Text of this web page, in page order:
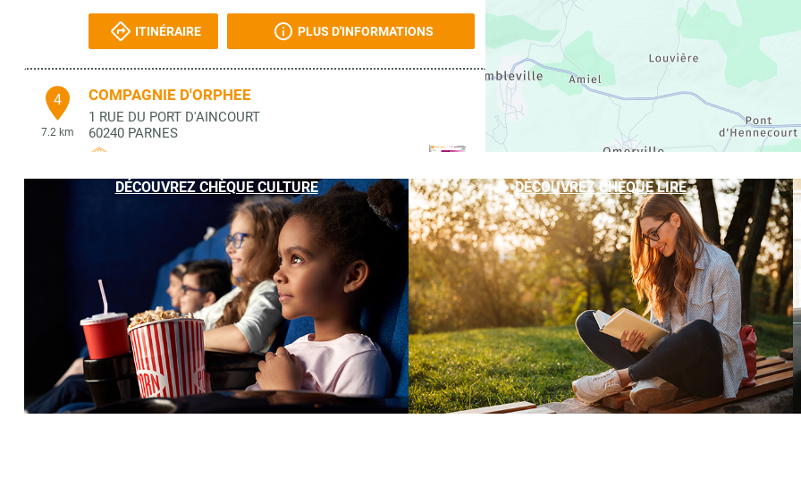
ITINÉRAIRE PLUS D'INFORMATIONS
4
7.2 km
COMPAGNIE D'ORPHEE
1 RUE DU PORT D'AINCOURT
60240 PARNES
ITINÉRAIRE PLUS D'INFORMATIONS
DÉCOUVREZ CHÈQUE CULTURE DÉCOUVREZ CHÈQUE LIRE